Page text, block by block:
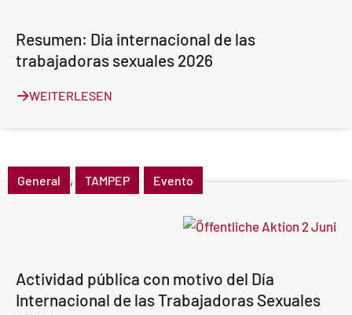
Resumen: Dia internacional de las
trabajadoras sexuales 2026
WEITERLESEN
General , TAMPEP Evento
Actividad pública con motivo del Día
Internacional de las Trabajadoras Sexuales